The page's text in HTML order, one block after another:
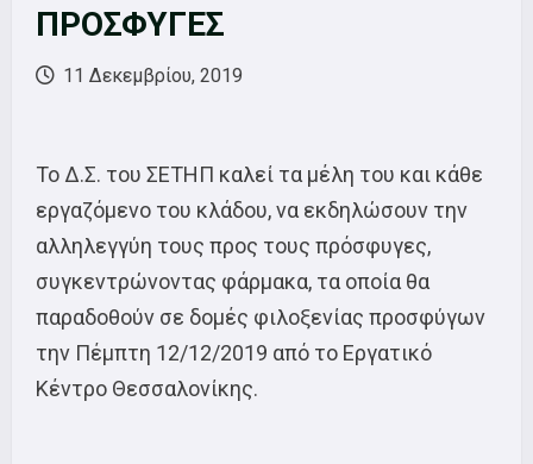
ΠΡΟΣΦΥΓΕΣ
11 Δεκεμβρίου, 2019
Το Δ.Σ. του ΣΕΤΗΠ καλεί τα μέλη του και κάθε
εργαζόμενο του κλάδου, να εκδηλώσουν την
αλληλεγγύη τους προς τους πρόσφυγες,
συγκεντρώνοντας φάρμακα, τα οποία θα
παραδοθούν σε δομές φιλοξενίας προσφύγων
την Πέμπτη 12/12/2019 από το Εργατικό
Κέντρο Θεσσαλονίκης.